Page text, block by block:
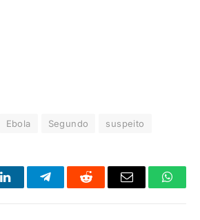
Ebola Segundo suspeito
LinkedInTelegramaReddit
E-